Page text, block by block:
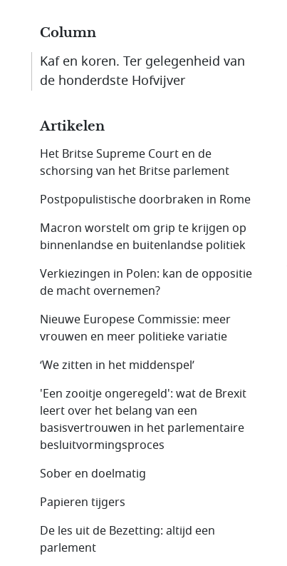
Column
Kaf en koren. Ter gelegenheid van
de honderdste Hofvijver
Artikelen
Het Britse Supreme Court en de
schorsing van het Britse parlement
Postpopulistische doorbraken in Rome
Macron worstelt om grip te krijgen op
binnenlandse en buitenlandse politiek
Verkiezingen in Polen: kan de oppositie
de macht overnemen?
Nieuwe Europese Commissie: meer
vrouwen en meer politieke variatie
‘We zitten in het middenspel’
'Een zooitje ongeregeld': wat de Brexit
leert over het belang van een
basisvertrouwen in het parlementaire
besluitvormingsproces
Sober en doelmatig
Papieren tijgers
De les uit de Bezetting: altijd een
parlement